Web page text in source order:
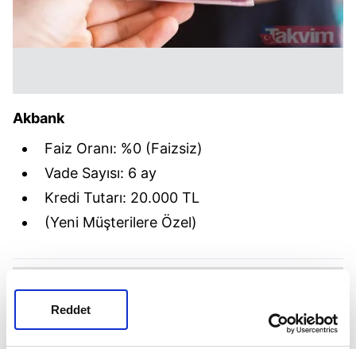
Reddet
Akbank
Faiz Oranı: %0 (Faizsiz)
Vade Sayısı: 6 ay
Kredi Tutarı: 20.000 TL
(Yeni Müşterilere Özel)